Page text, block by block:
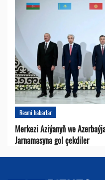
Resmi habarlar
Merkezi Aziýanyň we
Jarnamasyna gol çekdiler